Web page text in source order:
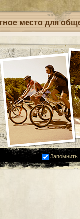
место для
Запомнить